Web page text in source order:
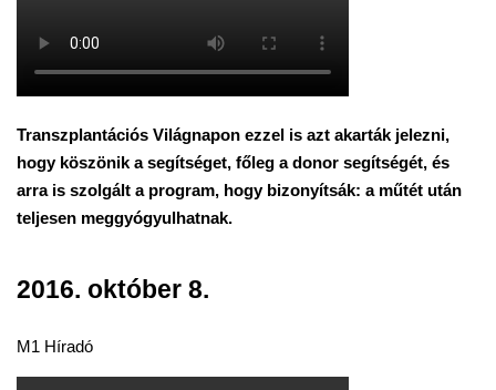
Transzplantációs Világnapon ezzel is azt akarták jelezni,
hogy köszönik a segítséget, főleg a donor segítségét, és
arra is szolgált a program, hogy bizonyítsák: a műtét után
teljesen meggyógyulhatnak.
2016. október 8.
M1 Híradó